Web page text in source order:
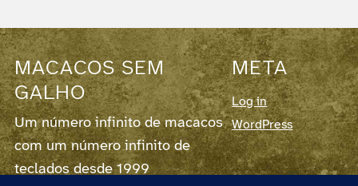
MACACOS SEM
GALHO
Um número infinito de macacos
com um número infinito de
teclados desde 1999
META
Log in
WordPress